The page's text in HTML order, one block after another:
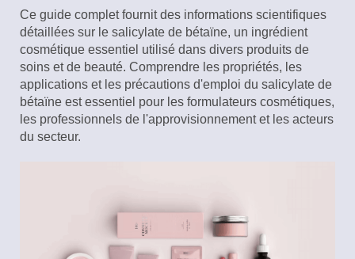
Ce guide complet fournit des informations scientifiques
détaillées sur le salicylate de bétaïne, un ingrédient
cosmétique essentiel utilisé dans divers produits de
soins et de beauté. Comprendre les propriétés, les
applications et les précautions d'emploi du salicylate de
bétaïne est essentiel pour les formulateurs cosmétiques,
les professionnels de l'approvisionnement et les acteurs
du secteur.